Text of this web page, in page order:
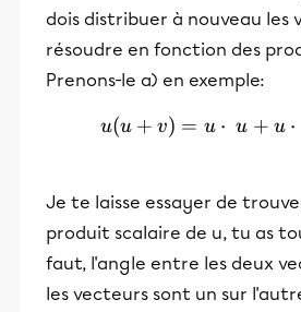
dois distribuer à nouveau les
résoudre en fonction des
Prenons-le a) en exemple:
u(u + v) = u ⋅ u + u ⋅
Je te laisse essayer de
produit scalaire de u, tu as
faut, l'angle entre les deux
les vecteurs sont un sur